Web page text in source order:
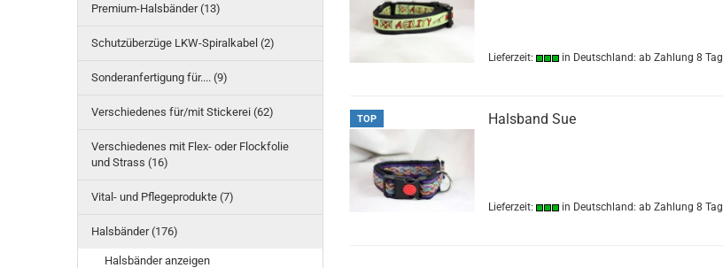
Lieferzeit: in Deutschland: ab Zahlung 8 Tag
TOP Halsband Sue
Lieferzeit: in Deutschland: ab Zahlung 8 Tag
Premium-Halsbänder (13)
Schutzüberzüge LKW-Spiralkabel (2)
Sonderanfertigung für.... (9)
Verschiedenes für/mit Stickerei (62)
Verschiedenes mit Flex- oder Flockfolie
und Strass (16)
Vital- und Pflegeprodukte (7)
Halsbänder (176)
Halsbänder anzeigen